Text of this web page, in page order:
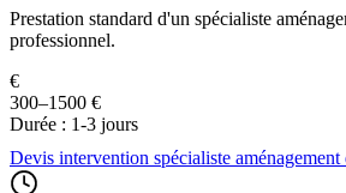
Prestation standard d'un spécialiste
professionnel.
€
300–1500 €
Durée : 1-3 jours
Devis intervention spécialiste aménagement